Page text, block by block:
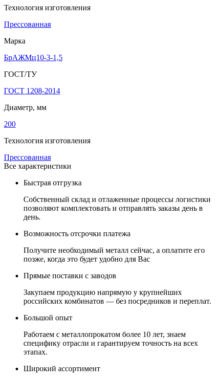
Технология изготовления
Прессованная
Марка
БрАЖМц10-3-1,5
ГОСТ/ТУ
ГОСТ 1208-2014
Диаметр, мм
200
Технология изготовления
Прессованная
Все характеристики
Быстрая отгрузка
Собственный склад и отлаженные процессы логистики
позволяют комплектовать и отправлять заказы день в
день.
Возможность отсрочки платежа
Получите необходимый металл сейчас, а оплатите его
позже, когда это будет удобно для Вас
Прямые поставки с заводов
Закупаем продукцию напрямую у крупнейших
российских комбинатов — без посредников и переплат.
Большой опыт
Работаем с металлопрокатом более 10 лет, знаем
специфику отрасли и гарантируем точность на всех
этапах.
Широкий ассортимент